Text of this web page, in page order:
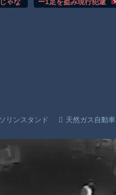
ゃな
ー1足を盗み現行犯逮
リンスタンド 天然ガス自動車